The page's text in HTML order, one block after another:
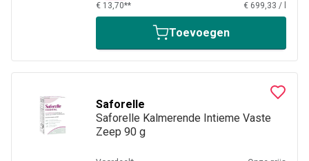
€ 13,70** € 699,33 /
Toevoegen
Saforelle
Saforelle Kalmerende Intieme Vaste
Zeep 90 g